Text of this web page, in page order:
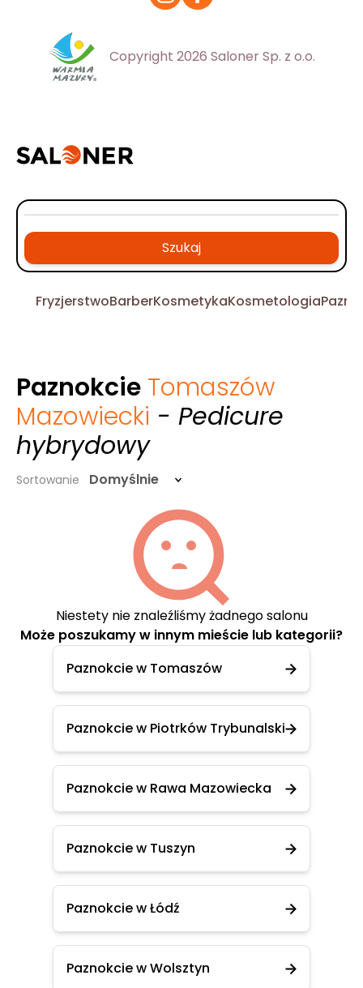
Copyright 2026 Saloner Sp. z o.o.
Szukaj
FryzjerstwoBarberKosmetykaKosmetologia
Paznokcie Tomaszów
Mazowiecki - Pedicure
hybrydowy
Sortowanie Domyślnie
Niestety nie znaleźliśmy żadnego salonu
Może poszukamy w innym mieście lub kategorii?
Paznokcie w Tomaszów
Paznokcie w Piotrków Trybunalski
Paznokcie w Rawa Mazowiecka
Paznokcie w Tuszyn
Paznokcie w Łódź
Paznokcie w Wolsztyn